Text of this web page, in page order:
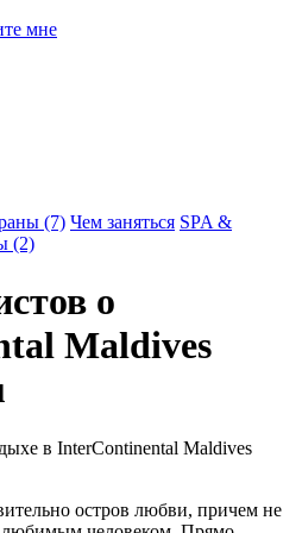
мне
(7) Чем заняться SPA &
(2)
о
Maldives
в InterContinental Maldives
остров любви, причем не